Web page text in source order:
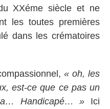
XXéme siècle et ne
les toutes premières
dans les crématoires
« oh, les
est-ce que ce pas un
Handicapé… » Ici